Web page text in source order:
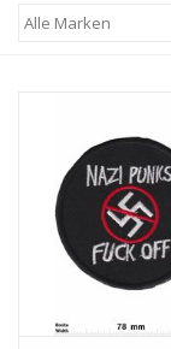
Schlüsselanhänger
Aufkleber